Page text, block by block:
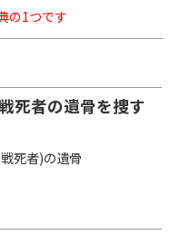
の1つです
死者の遺骨を捜す
死者)の遺骨